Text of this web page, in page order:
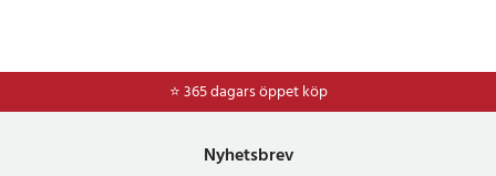
⭐ 365 dagars öppet köp
Nyhetsbrev